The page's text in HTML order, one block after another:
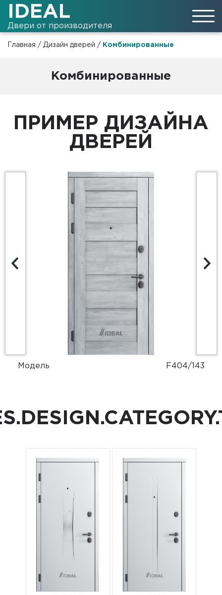
IDEAL
Двери от производителя
Главная / Дизайн дверей / Комбинированные
Комбинированные
ПРИМЕР ДИЗАЙНА
ДВЕРЕЙ
F404/143